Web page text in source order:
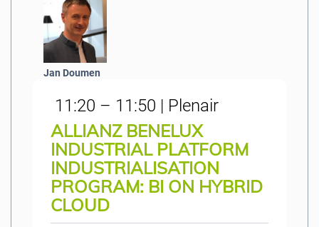
Jan Doumen
11:20 – 11:50 | Plenair
ALLIANZ BENELUX
INDUSTRIAL PLATFORM
INDUSTRIALISATION
PROGRAM: BI ON HYBRID
CLOUD